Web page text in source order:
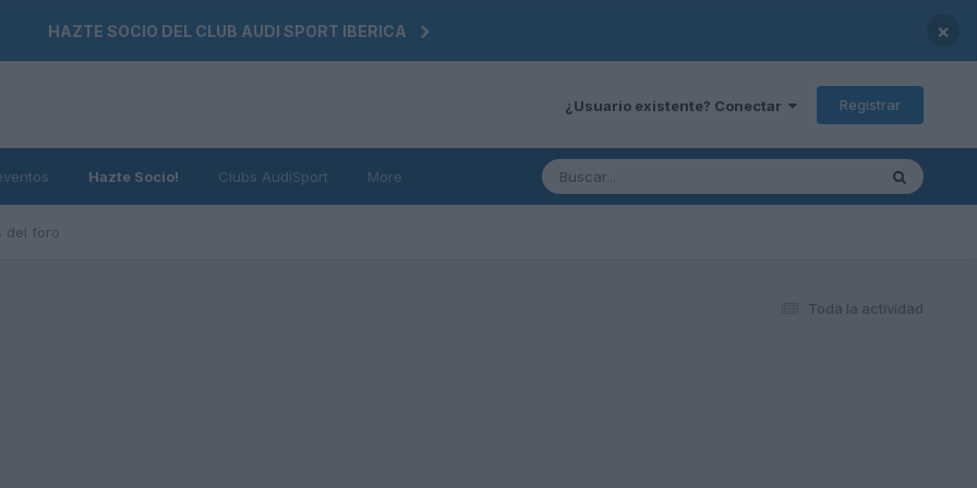
HAZTE SOCIO DEL CLUB AUDI SPORT IBERICA ×
¿Usuario existente? Conectar Registrar
del foro
Hazte Socio! Clubs AudiSport More
Toda la actividad